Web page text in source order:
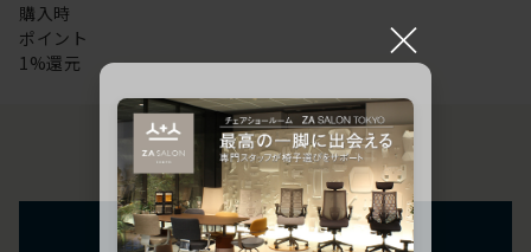
購入時
ポイント
1%還元
お問い合わせ
フォームからのお問い合わせ
×